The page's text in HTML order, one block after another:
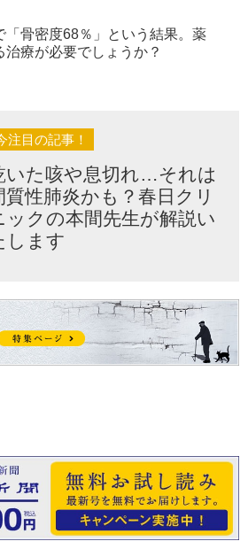
「骨密度68％」という結果。薬
治療が必要でしょうか？
注目の記事！
いた咳や息切れ…それは
質性肺炎かも？春日クリ
ックの本間先生が解説い
します